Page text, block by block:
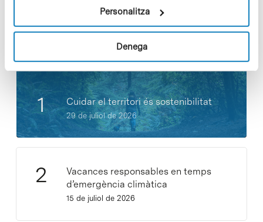
Personalitza
Denega
Notícies més vistes
Cuidar el territori és sostenibilitat
29 de juliol de 2026
Vacances responsables en temps
d’emergència climàtica
15 de juliol de 2026